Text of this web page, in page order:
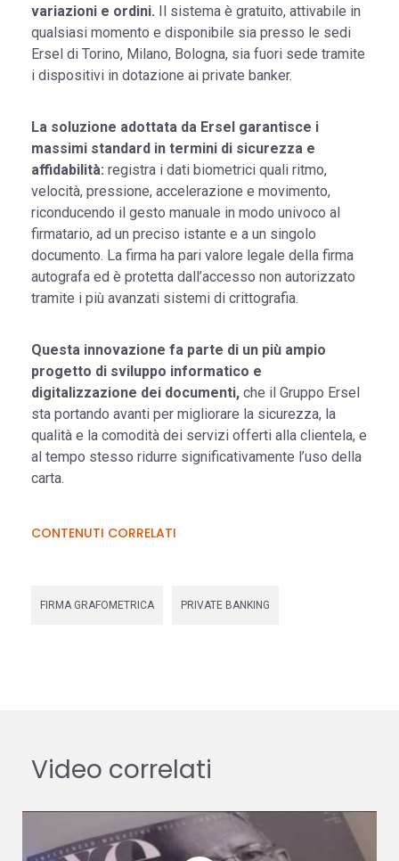
variazioni e ordini.
Il sistema è gratuito, attivabile in
qualsiasi momento e disponibile sia presso le sedi
Ersel di Torino, Milano, Bologna, sia fuori sede tramite
i dispositivi in dotazione ai private banker.
La soluzione adottata da Ersel garantisce i
massimi standard in termini di sicurezza e
affidabilità: registra i dati biometrici quali ritmo,
velocità, pressione, accelerazione e movimento,
riconducendo il gesto manuale in modo univoco al
firmatario, ad un preciso istante e a un singolo
documento. La firma ha pari valore legale della firma
autografa ed è protetta dall’accesso non autorizzato
tramite i più avanzati sistemi di crittografia.
Questa innovazione fa parte di un più ampio
progetto di sviluppo informatico e
digitalizzazione dei documenti, che il Gruppo Ersel
sta portando avanti per migliorare la sicurezza, la
qualità e la comodità dei servizi offerti alla clientela, e
al tempo stesso ridurre significativamente l’uso della
carta.
CONTENUTI CORRELATI
FIRMA GRAFOMETRICA PRIVATE BANKING
Video correlati